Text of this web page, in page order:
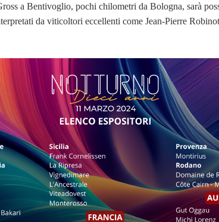
a Bentivoglio, pochi chilometri da Bologna, sarà
da viticoltori eccellenti come Jean-Pierre